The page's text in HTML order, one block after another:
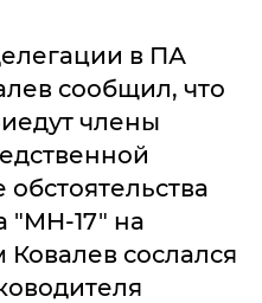
в ПА
сообщил, что
члены
17" на
сослался